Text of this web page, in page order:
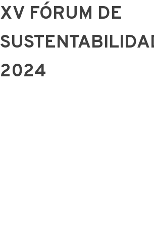
XV FÓRUM DE
2024